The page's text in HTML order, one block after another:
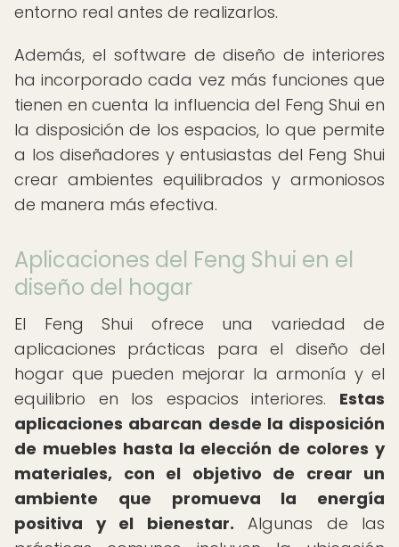
entorno real antes de realizarlos.
Además, el software de diseño de interiores
ha incorporado cada vez más funciones que
tienen en cuenta la influencia del Feng Shui en
la disposición de los espacios, lo que permite
a los diseñadores y entusiastas del Feng Shui
crear ambientes equilibrados y armoniosos
de manera más efectiva.
Aplicaciones del Feng Shui en el
diseño del hogar
El Feng Shui ofrece una variedad de
aplicaciones prácticas para el diseño del
hogar que pueden mejorar la armonía y el
equilibrio en los espacios interiores. Estas
aplicaciones abarcan desde la disposición
de muebles hasta la elección de colores y
materiales, con el objetivo de crear un
ambiente que promueva la energía
positiva y el bienestar. Algunas de las